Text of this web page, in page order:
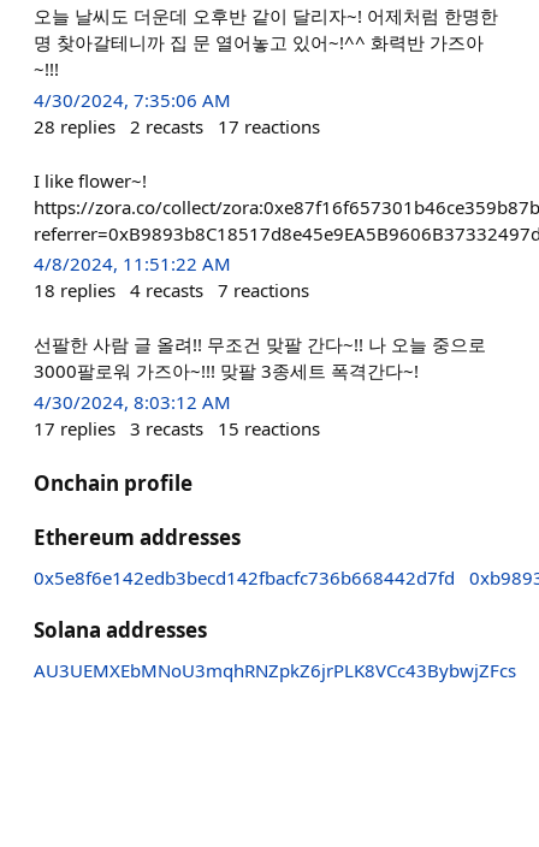
오늘 날씨도 더운데 오후반 같이 달리자~! 어제처럼 한명한
명 찾아갈테니까 집 문 열어놓고 있어~!^^ 화력반 가즈아
~!!!
4/30/2024, 7:35:06 AM
28 replies 2 recasts 17 reactions
I like flower~!
https://zora.co/collect/
4/8/2024, 11:51:22 AM
18 replies 4 recasts 7 reactions
선팔한 사람 글 올려!! 무조건 맞팔 간다~!! 나 오늘 중으로
3000팔로워 가즈아~!!! 맞팔 3종세트 폭격간다~!
4/30/2024, 8:03:12 AM
17 replies 3 recasts 15 reactions
Onchain profile
Ethereum addresses
0x5e8f6e142edb3becd142fbacfc736b668442d7fd
Solana addresses
AU3UEMXEbMNoU3mqhRNZpkZ6jrPLK8VCc43BybwjZFcs